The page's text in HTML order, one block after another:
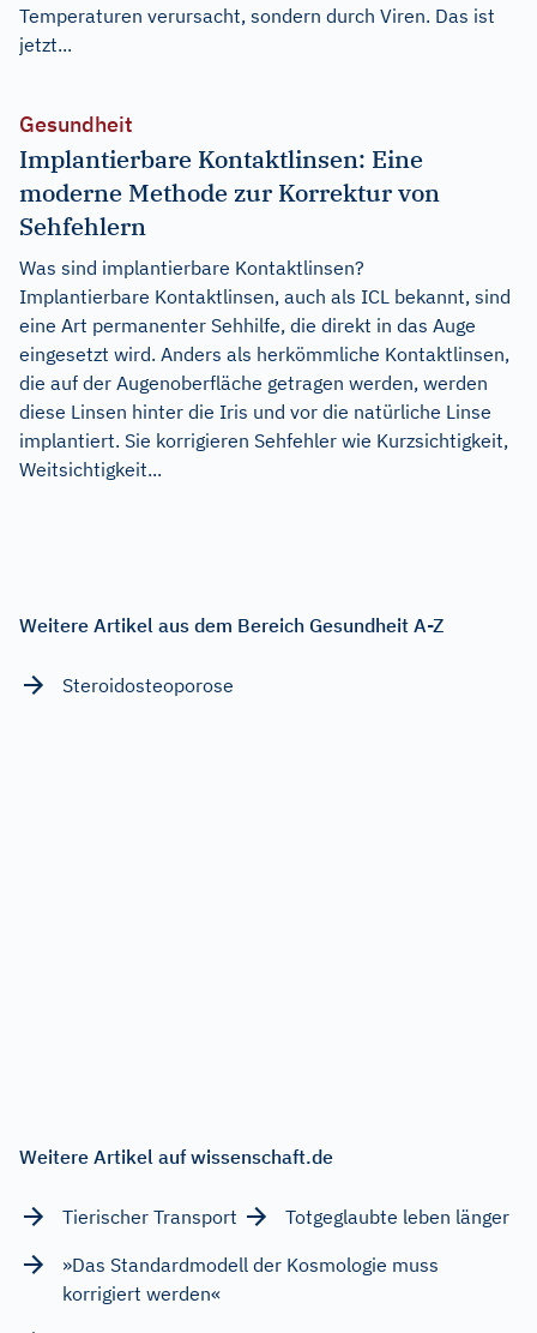
Temperaturen verursacht, sondern durch Viren. Das ist
jetzt...
Gesundheit
Implantierbare Kontaktlinsen: Eine
moderne Methode zur Korrektur von
Sehfehlern
Was sind implantierbare Kontaktlinsen?
Implantierbare Kontaktlinsen, auch als ICL bekannt, sind
eine Art permanenter Sehhilfe, die direkt in das Auge
eingesetzt wird. Anders als herkömmliche Kontaktlinsen,
die auf der Augenoberfläche getragen werden, werden
diese Linsen hinter die Iris und vor die natürliche Linse
implantiert. Sie korrigieren Sehfehler wie Kurzsichtigkeit,
Weitsichtigkeit...
Weitere Artikel aus dem Bereich Gesundheit A-Z
Steroidosteoporose
Weitere Artikel auf wissenschaft.de
Tierischer Transport
Totgeglaubte leben länger
»Das Standardmodell der Kosmologie muss
korrigiert werden«